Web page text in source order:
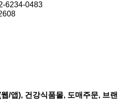
6234-0483
/앱), 건강식품몰, 도매주문, 브랜